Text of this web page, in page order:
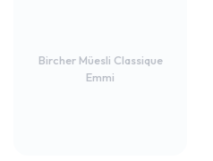
Bircher Müesli Classique
Emmi